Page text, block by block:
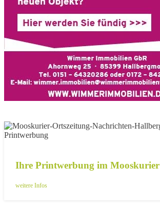
Ihre Printwerbung im Mooskurier
weitere Infos